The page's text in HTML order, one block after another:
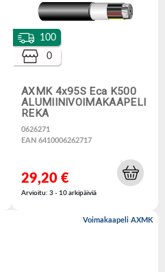
AXMK 4x95S Eca K500
ALUMIINIVOIMAKAAPELI
REKA
0626271
EAN 6410006262717
100
0
29,20 €
Arvioitu: 3 - 10 arkipäiviä
Voimakaapeli AXMK